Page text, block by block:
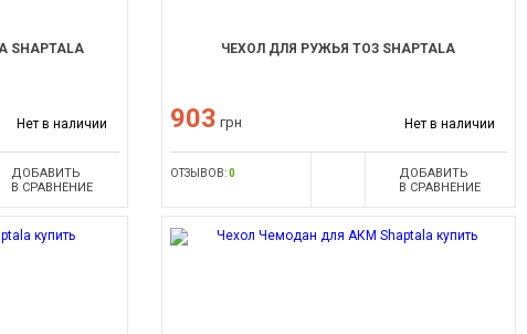
Нет в наличии
ДОБАВИТЬ
В СРАВНЕНИЕ
ЧЕХОЛ ДЛЯ РУЖЬЯ ТОЗ SHAPTALA
903 грн Нет в наличии
ОТЗЫВОВ:0
ДОБАВИТЬ
В СРАВНЕНИЕ